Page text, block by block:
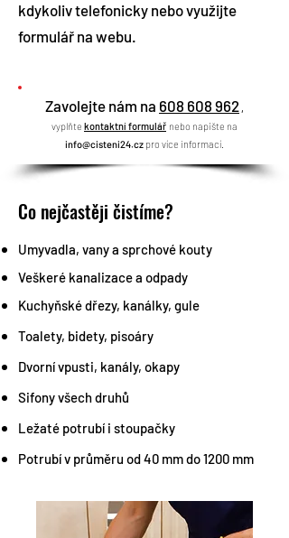
kdykoliv telefonicky nebo využijte
formulář na webu.
Zavolejte nám na 608 608 962 ,
vyplňte kontaktní formulář nebo napište na
info@cisteni24.cz pro více informací.
Co nejčastěji čistíme?
Umyvadla, vany a sprchové kouty
Veškeré kanalizace a odpady
Kuchyňské dřezy, kanálky, gule
Toalety, bidety, pisoáry
Dvorní vpusti, kanály, okapy
Sifony všech druhů
Ležaté potrubí i stoupačky
Potrubí v průměru od 40 mm do 1200 mm